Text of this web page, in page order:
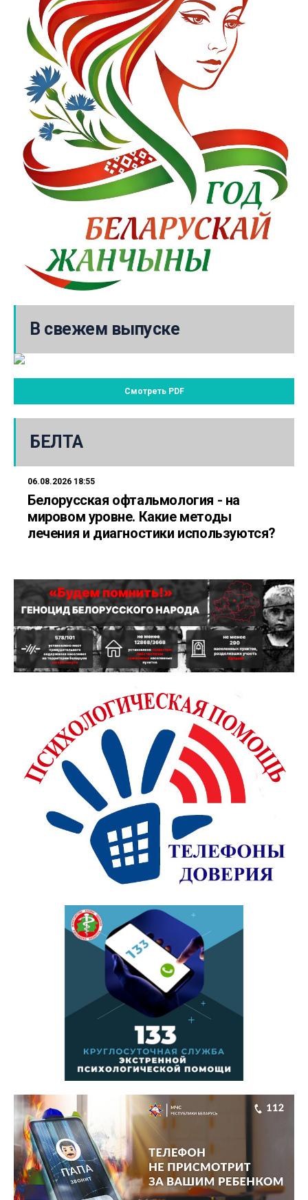
В свежем выпуске
Смотреть PDF
БЕЛТА
06.08.2026 18:55
Белорусская офтальмология - на
мировом уровне. Какие методы
лечения и диагностики используются?